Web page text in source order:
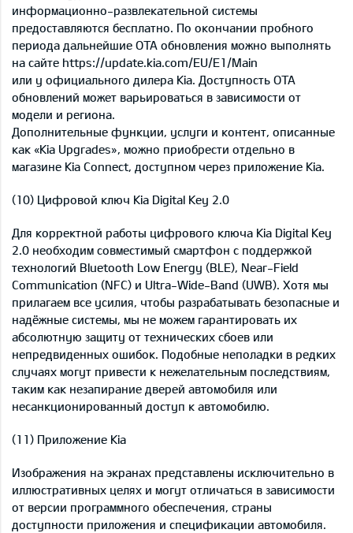
информационно-развлекательной системы
предоставляются бесплатно. По окончании пробного
периода дальнейшие OTA обновления можно выполнять
на сайте https://update.kia.com/EU/E1/Main
или у официального дилера Kia. Доступность OTA
обновлений может варьироваться в зависимости от
модели и региона.
Дополнительные функции, услуги и контент, описанные
как «Kia Upgrades», можно приобрести отдельно в
магазине Kia Connect, доступном через приложение Kia.
(10) Цифровой ключ Kia Digital Key 2.0
Для корректной работы цифрового ключа Kia Digital Key
2.0 необходим совместимый смартфон с поддержкой
технологий Bluetooth Low Energy (BLE), Near-Field
Communication (NFC) и Ultra-Wide-Band (UWB). Хотя мы
прилагаем все усилия, чтобы разрабатывать безопасные и
надёжные системы, мы не можем гарантировать их
абсолютную защиту от технических сбоев или
непредвиденных ошибок. Подобные неполадки в редких
случаях могут привести к нежелательным последствиям,
таким как незапирание дверей автомобиля или
несанкционированный доступ к автомобилю.
(11) Приложение Kia
Изображения на экранах представлены исключительно в
иллюстративных целях и могут отличаться в зависимости
от версии программного обеспечения, страны
доступности приложения и спецификации автомобиля.